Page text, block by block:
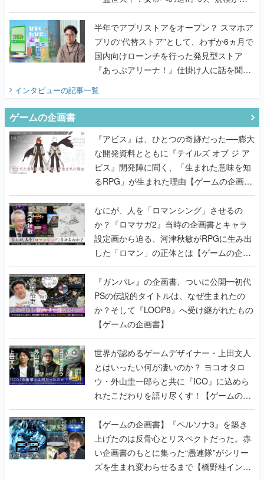
うこだわりをプロデューサーに聞いた
半年でアプリストアをオープン？ スマホア
プリの“代替ストア”として、わずか6ヵ月で
国内向けローンチを行った発見型ストア
『あっぷアリーナ！』仕掛け人に話を聞い
インタビューの記事一覧
ゲームの企画書
『アビス』は、ひとつの奇跡だった──膨大
な開発資料とともに『テイルズ オブ ジ ア
ビス』開発陣に聞く、「生まれた意味を知
るRPG」が生まれた理由【ゲームの企画
書】
なにが、人を「ロマンシング」させるの
か？『ロマサガ2』当時の企画書とキャラ
設定画から迫る、河津秋敏がRPGに生み出
した「ロマン」の正体とは【ゲームの企画
書】
『ガンパレ』の企画書、ついに公開━初代
PSの伝説的タイトルは、なぜ生まれたの
か？そして『LOOP8』へ受け継がれたもの
【ゲームの企画書】
世界が認めるゲームデザイナー・上田文人
とはいったい何が凄いのか？ ヨコオタロ
ウ・外山圭一郎らと共に『ICO』に込めら
れたこだわりを語り尽くす！【ゲームの企
画書】
【ゲームの企画書】『ペルソナ3』を築き
上げたのは反骨心とリスペクトだった。赤
い企画書のもとに集った“愚連隊”がシリー
ズを生まれ変わらせるまで【橋野桂インタ